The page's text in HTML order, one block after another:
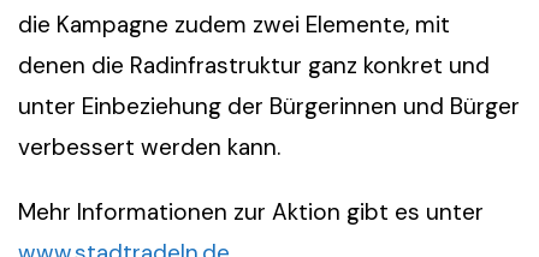
die Kampagne zudem zwei Elemente, mit
denen die Radinfrastruktur ganz konkret und
unter Einbeziehung der Bürgerinnen und Bürger
verbessert werden kann.
Mehr Informationen zur Aktion gibt es unter